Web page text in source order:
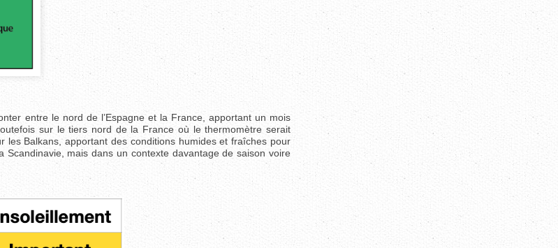
entre le nord de l’Espagne et la France, apportant un mois
sur le tiers nord de la France où le thermomètre serait
Balkans, apportant des conditions humides et fraîches pour
Scandinavie, mais dans un contexte davantage de saison voire